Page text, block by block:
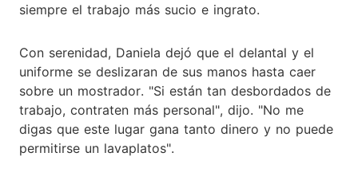
siempre el trabajo más sucio e ingrato.
Con serenidad, Daniela dejó que el delantal y el
uniforme se deslizaran de sus manos hasta caer
sobre un mostrador. "Si están tan desbordados de
trabajo, contraten más personal", dijo. "No me
digas que este lugar gana tanto dinero y no puede
permitirse un lavaplatos".